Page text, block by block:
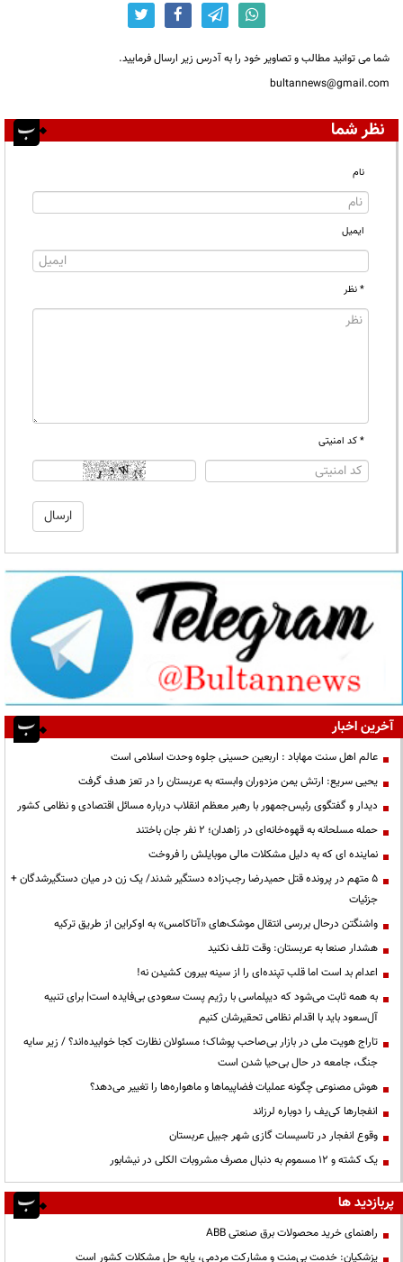
شما می توانید مطالب و تصاویر خود را به آدرس زیر ارسال فرمایید.
bultannews@gmail.com
نظر شما
نام
ایمیل
* نظر
* کد امنیتی
آخرین اخبار
عالم اهل سنت مهاباد : اربعین حسینی جلوه وحدت اسلامی است
یحیی سریع: ارتش یمن مزدوران وابسته به عربستان را در تعز هدف گرفت
دیدار و گفتگوی رئیس‌جمهور با رهبر معظم انقلاب درباره مسائل اقتصادی و نظامی کشور
حمله مسلحانه به قهوه‌خانه‌ای در زاهدان؛ ۲ نفر جان باختند
نماینده ای که به دلیل مشکلات مالی موبایلش را فروخت
۵ متهم در پرونده قتل حمیدرضا رجب‌زاده دستگیر شدند/ یک زن در میان دستگیرشدگان +
جزئیات
واشنگتن درحال بررسی انتقال موشک‌های «آتاکامس» به اوکراین از طریق ترکیه
هشدار صنعا به عربستان: وقت تلف نکنید
اعدام بد است اما قلب تپنده‌ای را از سینه بیرون کشیدن نه!
به همه ثابت می‌شود که دیپلماسی با رژیم پست سعودی بی‌فایده است| برای تنبیه
آل‌سعود باید با اقدام نظامی تحقیرشان کنیم
تاراج هویت ملی در بازار بی‌صاحب پوشاک؛ مسئولان نظارت کجا خوابیده‌اند؟ / زیر سایه
جنگ، جامعه در حال بی‌حیا شدن است
هوش مصنوعی چگونه عملیات فضاپیماها و ماهواره‌ها را تغییر می‌دهد؟
انفجارها کی‌یف را دوباره لرزاند
وقوع انفجار در تاسیسات گازی شهر جبیل عربستان
یک کشته و ۱۲ مسموم به دنبال مصرف مشروبات الکلی در نیشابور
پربازدید ها
راهنمای خرید محصولات برق صنعتی ABB
پزشکیان: خدمت بی‌منت و مشارکت مردمی، پایه حل مشکلات کشور است